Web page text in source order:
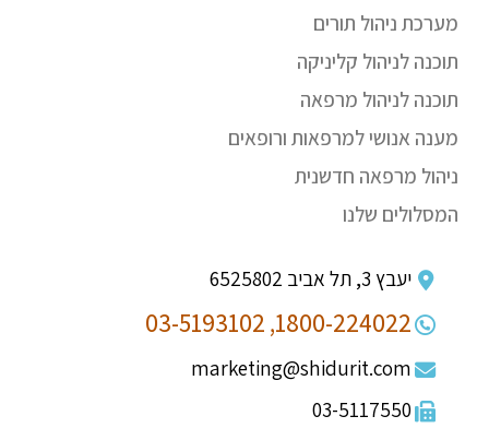
מערכת ניהול תורים
תוכנה לניהול קליניקה
תוכנה לניהול מרפאה
מענה אנושי למרפאות ורופאים
ניהול מרפאה חדשנית
המסלולים שלנו
יעבץ 3, תל אביב 6525802
1800-224022,
03-5193102
marketing@shidurit.com
03-5117550